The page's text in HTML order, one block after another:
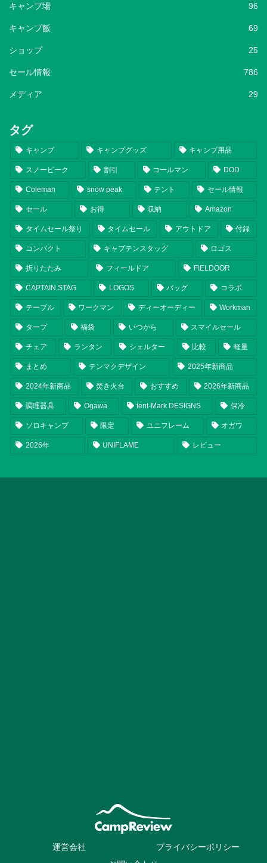
キャンプ場 96
キャンプ飯 69
ショップ 25
セール情報 786
メディア 29
タグ
キャンプ キャンプグッズ キャンプ用品
スノーピーク 割引 コールマン DOD
Coleman snow peak テント セール情報
セール お得 収納 Amazon
タイムセール祭り タイムセール アウトドア 付録
コンパクト キャプテンスタッグ ロゴス
折りたたみ フィールドア FIELDOOR
CAPTAIN STAG LOGOS バッグ コラボ
テーブル ワークマン ディーオーディー Workman
タープ 福袋 いつから スマイルセール
チェア ランタン シェルター 比較 軽量
まとめ テンマクデザイン 2025年新商品
2024年新商品 焚き火台 おすすめ 2026年新商品
調理器具 Ogawa tent-Mark DESIGNS 保冷
ソロキャンプ 限定 ユニフレーム オガワ
2026年 UNIFLAME レビュー
運営会社
プライバシーポリシー